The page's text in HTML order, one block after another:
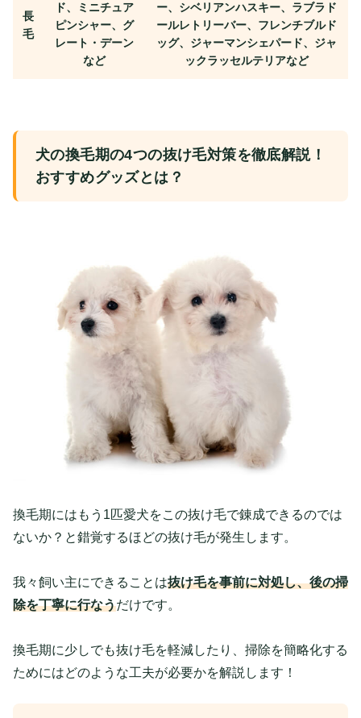
長
毛
ド、ミニチュア
ピンシャー、グ
レート・デーン
など
ー、シベリアンハスキー、ラブラド
ールレトリーバー、フレンチブルド
ッグ、ジャーマンシェパード、ジャ
ックラッセルテリアなど
犬の換毛期の4つの抜け毛対策を徹底解説！
おすすめグッズとは？
換毛期にはもう1匹愛犬をこの抜け毛で錬成できるのでは
ないか？と錯覚するほどの抜け毛が発生します。
我々飼い主にできることは抜け毛を事前に対処し、後の掃
除を丁寧に行なうだけです。
換毛期に少しでも抜け毛を軽減したり、掃除を簡略化する
ためにはどのような工夫が必要かを解説します！